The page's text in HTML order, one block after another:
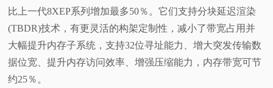
比上一代8XEP系列增加最多50％。它们支持分块延迟渲染
(TBDR)技术，有更灵活的构架定制性，减小了带宽占用并
大幅提升内存子系统，支持32位寻址能力、增大突发传输数
据位宽、提升内存访问效率、增强压缩能力，内存带宽可节
约25％。